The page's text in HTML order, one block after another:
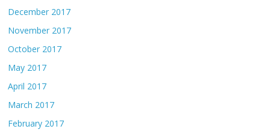
December 2017
November 2017
October 2017
May 2017
April 2017
March 2017
February 2017